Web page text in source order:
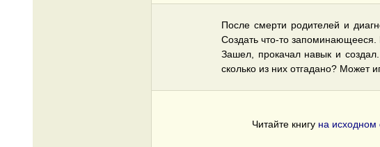
После смерти родителей и
Создать что-то запоминающееся.
Зашел, прокачал навык и
сколько из них отгадано? Может
Читайте книгу на исходном